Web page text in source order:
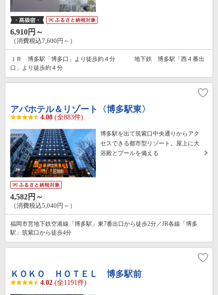
6,910円～
（消費税込7,600円～）
ＪＲ 博多駅「博多口」より徒歩約４分 地下鉄 博多駅「西４番出
口」より徒歩約４分
アパホテル＆リゾート〈博多駅東〉
4.08 (全883件)
博多駅を出て筑紫口中央通りからアク
セスできる都市型リゾート。屋上に大
浴殿とプールを備える
4,582円～
（消費税込5,040円～）
福岡市営地下鉄空港線「博多駅」東7番出口から徒歩2分／JR各線「博多
駅」筑紫口から徒歩4分
ＫＯＫＯ ＨＯＴＥＬ 博多駅前
4.02 (全1191件)